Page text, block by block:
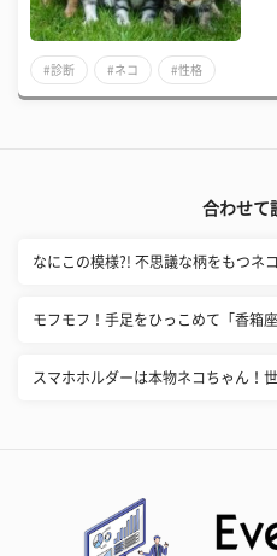
#診断 #ネコ #性格
合わせて
なにこの模様?! 不思議な柄をもつネ
モフモフ！手足をひっこめて「香箱
スマホホルダーは本物ネコちゃん！